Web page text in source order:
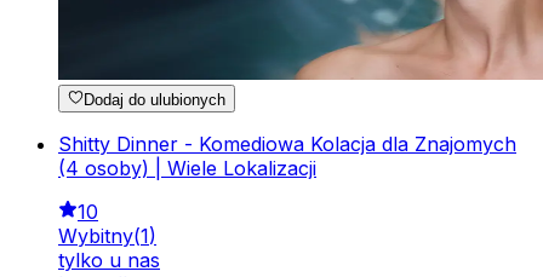
Dodaj do ulubionych
Shitty Dinner - Komediowa Kolacja dla Znajomych
(4 osoby) | Wiele Lokalizacji
10
Wybitny(1)
tylko u nas